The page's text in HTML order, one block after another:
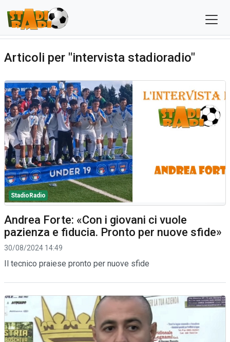
Articoli per "intervista stadioradio"
StadioRadio
Andrea Forte: «Con i giovani ci vuole
pazienza e fiducia. Pronto per nuove sfide»
30/08/2024 14:49
Il tecnico praiese pronto per nuove sfide